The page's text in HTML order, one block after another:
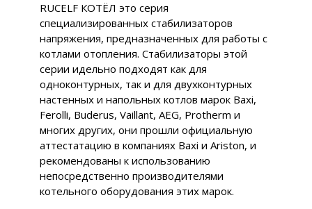
RUCELF КОТЁЛ это серия
специализированных стабилизаторов
напряжения, предназначенных для работы с
котлами отопления. Стабилизаторы этой
серии идельно подходят как для
одноконтурных, так и для двухконтурных
настенных и напольных котлов марок Baxi,
Ferolli, Buderus, Vaillant, AEG, Protherm и
многих других, они прошли официальную
аттестатацию в компаниях Baxi и Ariston, и
рекомендованы к использованию
непосредственно производителями
котельного оборудования этих марок.